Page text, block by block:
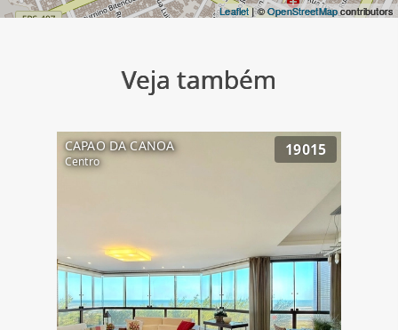
Leaflet| ©OpenStreetMapcontributors
Veja também
CAPAO DA CANOA
Centro
19015